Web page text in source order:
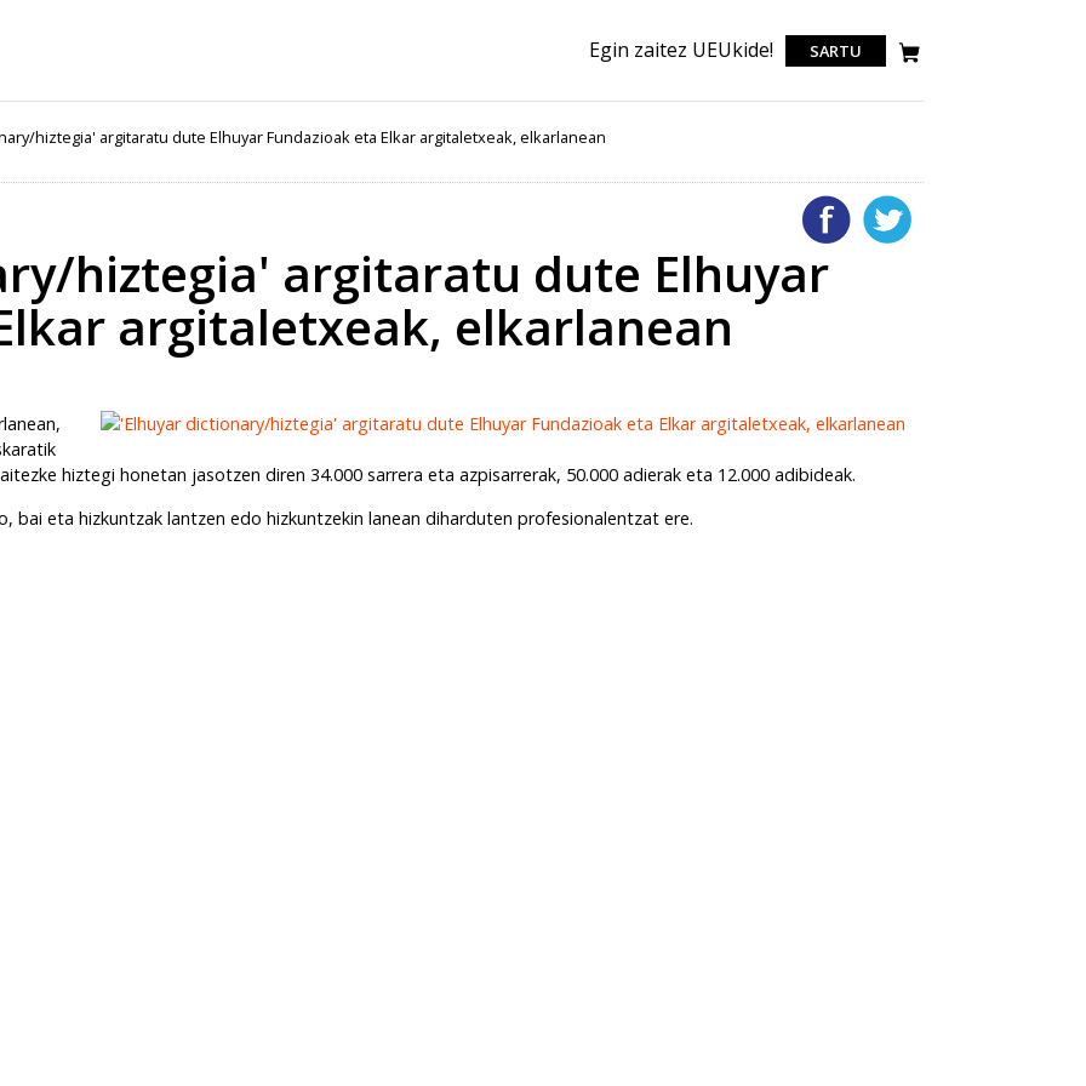
Egin zaitez UEUkide! SARTU
hiztegia' argitaratu dute Elhuyar Fundazioak eta Elkar argitaletxeak, elkarlanean
hiztegia' argitaratu dute Elhuyar
argitaletxeak, elkarlanean
hiztegi honetan jasotzen diren 34.000 sarrera eta azpisarrerak, 50.000 adierak eta 12.000 adibideak.
bai eta hizkuntzak lantzen edo hizkuntzekin lanean diharduten profesionalentzat ere.